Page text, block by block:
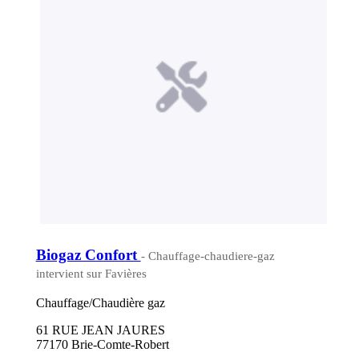
Biogaz Confort - Chauffage-chaudiere-gaz
intervient sur Favières
Chauffage/Chaudière gaz
61 RUE JEAN JAURES
77170 Brie-Comte-Robert